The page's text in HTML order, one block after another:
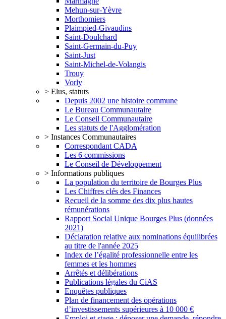
Mehun-sur-Yèvre
Morthomiers
Plaimpied-Givaudins
Saint-Doulchard
Saint-Germain-du-Puy
Saint-Just
Saint-Michel-de-Volangis
Trouy
Vorly
> Elus, statuts
Depuis 2002 une histoire commune
Le Bureau Communautaire
Le Conseil Communautaire
Les statuts de l'Agglomération
> Instances Communautaires
Correspondant CADA
Les 6 commissions
Le Conseil de Développement
> Informations publiques
La population du territoire de Bourges Plus
Les Chiffres clés des Finances
Recueil de la somme des dix plus hautes
rémunérations
Rapport Social Unique Bourges Plus (données
2021)
Déclaration relative aux nominations équilibrées
au titre de l'année 2025
Index de l’égalité professionnelle entre les
femmes et les hommes
Arrêtés et délibérations
Publications légales du CiAS
Enquêtes publiques
Plan de financement des opérations
d’investissements supérieures à 10 000 €